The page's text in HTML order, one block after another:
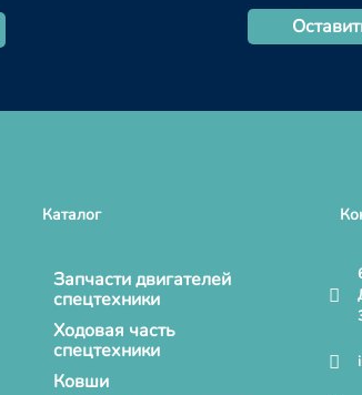
Каталог
Запчасти двигателей
спецтехники
Ходовая часть
спецтехники
Ковши